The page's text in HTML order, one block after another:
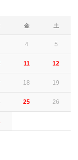
金 土
4 5
11 12
18 19
25 26